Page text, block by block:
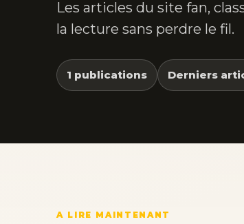
Les articles du site fan,
la lecture sans perdre le fil.
1 publications Derniers
A LIRE MAINTENANT